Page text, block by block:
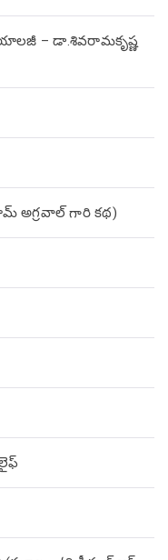
– డా.శివరామకృష్ణ
అగ్రవాల్ గారి కథ)